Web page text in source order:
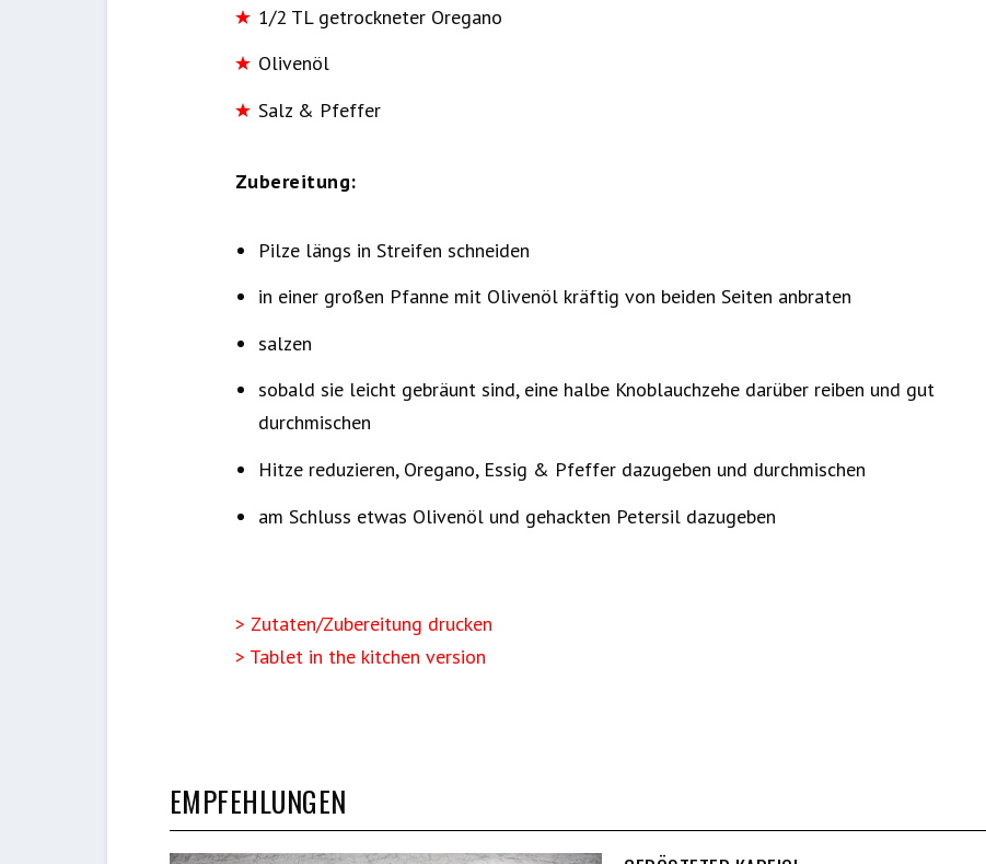
1/2 TL getrockneter Oregano
Olivenöl
Salz & Pfeffer
Zubereitung:
Pilze längs in Streifen schneiden
in einer großen Pfanne mit Olivenöl kräftig von beiden Seiten anbraten
salzen
sobald sie leicht gebräunt sind, eine halbe Knoblauchzehe darüber reiben und gut
durchmischen
Hitze reduzieren, Oregano, Essig & Pfeffer dazugeben und durchmischen
am Schluss etwas Olivenöl und gehackten Petersil dazugeben
> Zutaten/Zubereitung drucken
> Tablet in the kitchen version
EMPFEHLUNGEN